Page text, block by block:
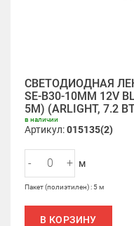
СВЕТОДИОДНАЯ
SE-B30-10MM 12V
5M) (ARLIGHT, 7.2
в наличии
Артикул:015135(2)
- + м
Пакет (полиэтилен) : 5 м
В КОРЗИНУ